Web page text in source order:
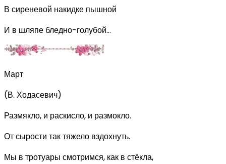
В сиреневой накидке пышной
И в шляпе бледно-голубой...
Март
(В. Ходасевич)
Размякло, и раскисло, и размокло.
От сырости так тяжело вздохнуть.
Мы в тротуары смотримся, как в стёкла,